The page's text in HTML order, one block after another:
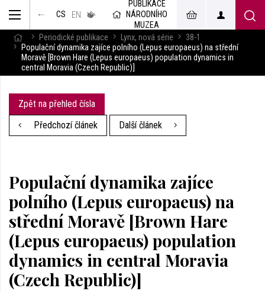
CS EN
v českém
jazyce
PUBLIKACE
NÁRODNÍHO
MUZEA
Periodické publikace
Lynx, nová série
38-1
Populační dynamika zajíce polního (Lepus europaeus) na střední
Moravě [Brown Hare (Lepus europaeus) population dynamics in
central Moravia (Czech Republic)]
Zpět na přehled čísla
Předchozí článek
Další článek
Populační dynamika zajíce
polního (Lepus europaeus) na
střední Moravě [Brown Hare
(Lepus europaeus) population
dynamics in central Moravia
(Czech Republic)]